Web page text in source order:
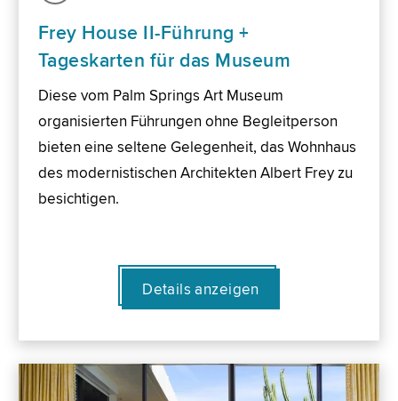
Frey House II-Führung +
Tageskarten für das Museum
Diese vom Palm Springs Art Museum
organisierten Führungen ohne Begleitperson
bieten eine seltene Gelegenheit, das Wohnhaus
des modernistischen Architekten Albert Frey zu
besichtigen.
Details anzeigen